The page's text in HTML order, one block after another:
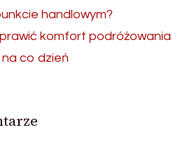
handlowym?
komfort podróżowania
co dzień